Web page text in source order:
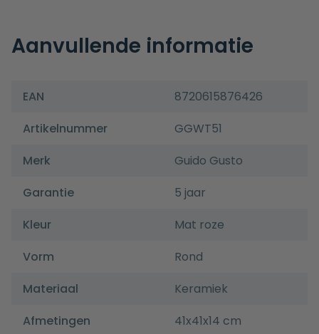
Aanvullende informatie
EAN
8720615876426
Artikelnummer
GGWT51
Merk
Guido Gusto
Garantie
5 jaar
Kleur
Mat roze
Vorm
Rond
Materiaal
Keramiek
Afmetingen
41x41x14 cm